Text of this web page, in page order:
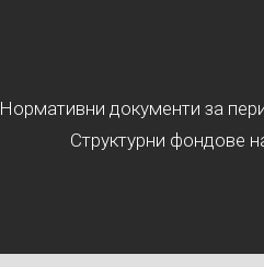
Нормативни документи за
Структурни фондове